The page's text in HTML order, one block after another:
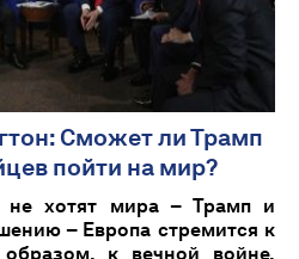
Сможет ли Трамп
пойти на мир?
не хотят мира – Трамп и
– Европа стремится к
к вечной войне.